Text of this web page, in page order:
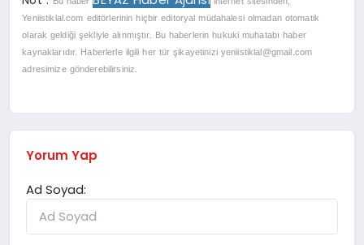
Yeniistiklal.com editörlerinin hiçbir editoryal müdahalesi olmadan otomatik
olarak geldiği şekliyle alınmıştır. Bu haberlerin hukuki muhatabı haber
kaynaklarıdır. Haberlerle ilgili her tür şikayetinizi yeniistiklal@gmail.com
adresimize gönderebilirsiniz.
Yorum Yap
Ad Soyad: